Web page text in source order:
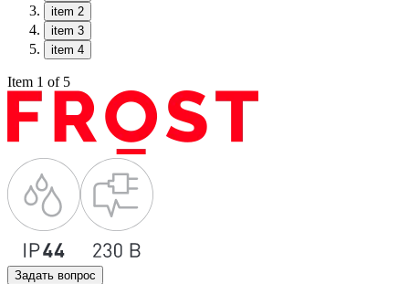
item 2
item 3
item 4
Item 1 of 5
Задать вопрос